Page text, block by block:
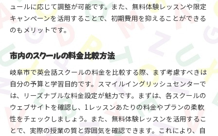
ュールに応じて調整が可能です。また、無料体験レッスンや限定
キャンペーンを活用することで、初期費用を抑えることができる
のもメリットです。
市内のスクールの料金比較方法
岐阜市で英会話スクールの料金を比較する際、まず考慮すべきは
自分の予算と学習目的です。スマイルイングリッシュセンターで
は、リーズナブルな料金設定が魅力です。まずは、各スクールの
ウェブサイトを確認し、1レッスンあたりの料金やプランの柔軟
性をチェックしましょう。また、無料体験レッスンを活用するこ
とで、実際の授業の質と雰囲気を確認できます。これにより、自